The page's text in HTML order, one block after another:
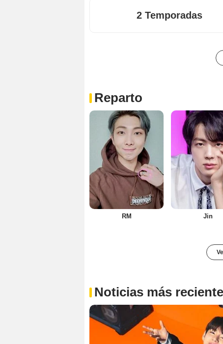
2 Temporadas
Reparto
RM Jin
Noticias más